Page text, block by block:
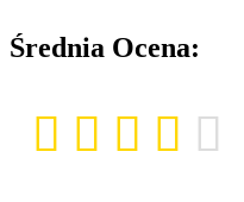
Średnia Ocena: